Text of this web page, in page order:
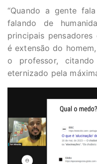
“Quando a gente
falando de
principais
é extensão do
o professor,
eternizado pela